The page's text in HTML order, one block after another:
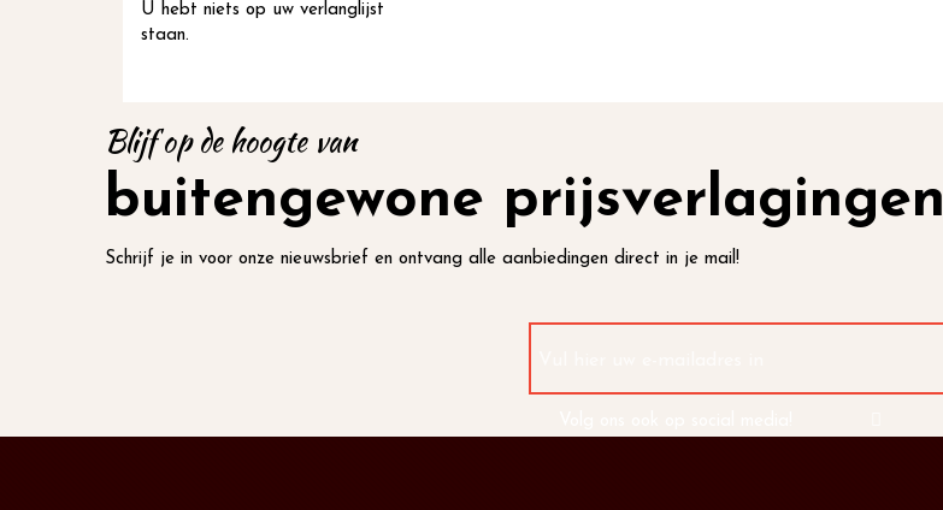
U hebt niets op uw verlanglijst
staan.
Blijf op de hoogte van
buitengewone prijsverlagingen
Schrijf je in voor onze nieuwsbrief en ontvang alle aanbiedingen direct in je mail!